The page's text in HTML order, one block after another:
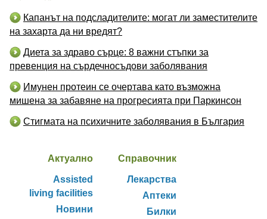
Капанът на подсладителите: могат ли заместителите
на захарта да ни вредят?
Диета за здраво сърце: 8 важни стъпки за
превенция на сърдечносъдови заболявания
Имунен протеин се очертава като възможна
мишена за забавяне на прогресията при Паркинсон
Стигмата на психичните заболявания в България
Актуално
Assisted
living facilities
Новини
Справочник
Лекарства
Аптеки
Билки